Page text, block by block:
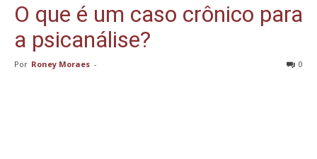
O que é um caso crônico para
a psicanálise?
Por Roney Moraes - 0